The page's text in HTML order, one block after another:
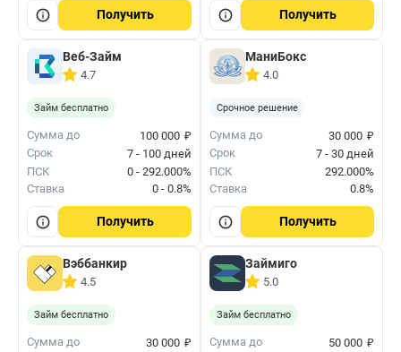
Получить Получить
Веб-Займ
4.7
Займ бесплатно
Сумма до 100 000 ₽
Срок
7 - 100 дней
ПСК
0 - 292.000%
Ставка
0 - 0.8%
Получить
МаниБокс
4.0
Срочное решение
Сумма до 30 000 ₽
Срок
7 - 30 дней
ПСК
292.000%
Ставка
0.8%
Получить
Вэббанкир
4.5
Займ бесплатно
Сумма до 30 000 ₽
Займиго
5.0
Займ бесплатно
Сумма до 50 000 ₽